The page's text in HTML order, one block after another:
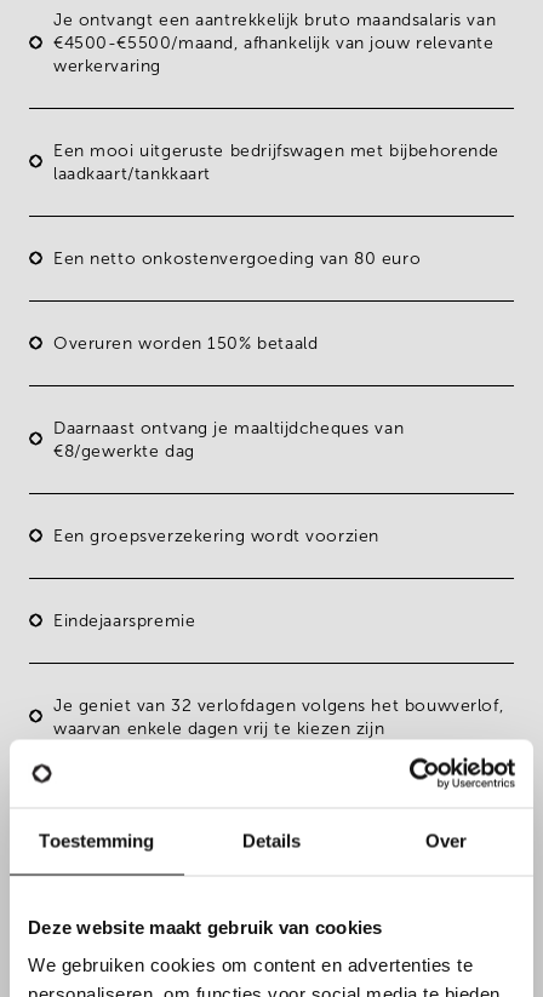
Toestemming Details Over
Deze website maakt gebruik van cookies
We gebruiken cookies om content en advertenties te
Je ontvangt een aantrekkelijk bruto maandsalaris van
€4500-€5500/maand
, afhankelijk van jouw relevante
werkervaring
Een mooi uitgeruste bedrijfswagen met bijbehorende
laadkaart/tankkaart
Een netto onkostenvergoeding van 80 euro
Overurenworden 150% betaald
Daarnaast ontvang je maaltijdchequesvan
€8/gewerkte dag
Eengroepsverzekering wordt voorzien
Eindejaarspremie
Je geniet van32 verlofdagen volgens het bouwverlof,
waarvan enkele dagen vrij te kiezen zijn